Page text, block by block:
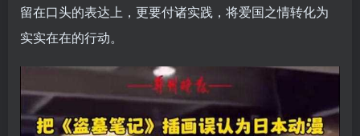
留在口头的表达上，更要付诸实践，将爱国之情转化为
实实在在的行动。